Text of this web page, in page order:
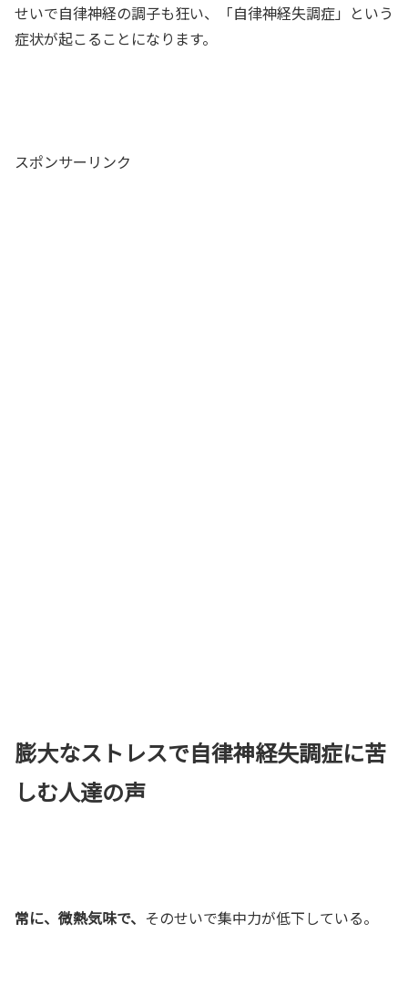
せいで自律神経の調子も狂い、「自律神経失調症」という
症状が起こることになります。
スポンサーリンク
膨大なストレスで自律神経失調症に苦
しむ人達の声
常に、微熱気味で、 そのせいで集中力が低下している。